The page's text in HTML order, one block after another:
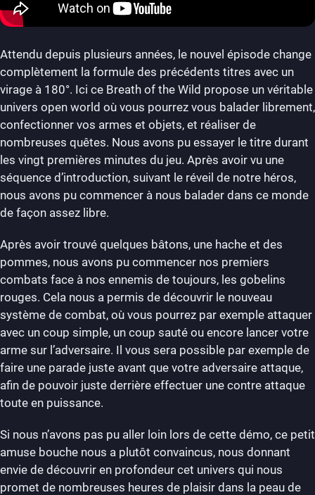
Attendu depuis plusieurs années, le nouvel épisode change
complètement la formule des précédents titres avec un
virage à 180°. Ici ce Breath of the Wild propose un véritable
univers open world où vous pourrez vous balader librement,
confectionner vos armes et objets, et réaliser de
nombreuses quêtes. Nous avons pu essayer le titre durant
les vingt premières minutes du jeu. Après avoir vu une
séquence d’introduction, suivant le réveil de notre héros,
nous avons pu commencer à nous balader dans ce monde
de façon assez libre.
Après avoir trouvé quelques bâtons, une hache et des
pommes, nous avons pu commencer nos premiers
combats face à nos ennemis de toujours, les gobelins
rouges. Cela nous a permis de découvrir le nouveau
système de combat, où vous pourrez par exemple attaquer
avec un coup simple, un coup sauté ou encore lancer votre
arme sur l’adversaire. Il vous sera possible par exemple de
faire une parade juste avant que votre adversaire attaque,
afin de pouvoir juste derrière effectuer une contre attaque
toute en puissance.
Si nous n’avons pas pu aller loin lors de cette démo, ce petit
amuse bouche nous a plutôt convaincus, nous donnant
envie de découvrir en profondeur cet univers qui nous
promet de nombreuses heures de plaisir dans la peau de